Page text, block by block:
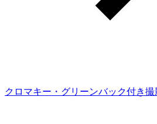
クロマキー・グリーンバック付き